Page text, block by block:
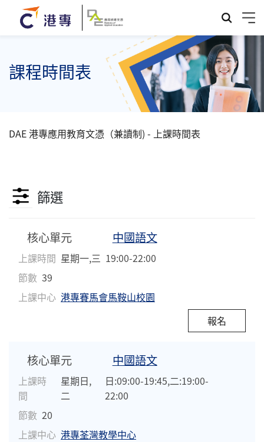
課程時間表
DAE 港專應用教育文憑（兼讀制) - 上課時間表
篩選
核心單元 中國語文
上課時間 星期一,三 19:00-22:00
節數 39
上課中心 港專賽馬會馬鞍山校園
報名
核心單元 中國語文
上課時
間
星期日,
二
日:09:00-19:45,二:19:00-
22:00
節數 20
上課中心 港專荃灣教學中心